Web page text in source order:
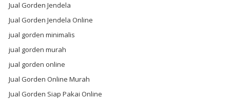
Jual Gorden Jendela
Jual Gorden Jendela Online
jual gorden minimalis
jual gorden murah
jual gorden online
Jual Gorden Online Murah
Jual Gorden Siap Pakai Online